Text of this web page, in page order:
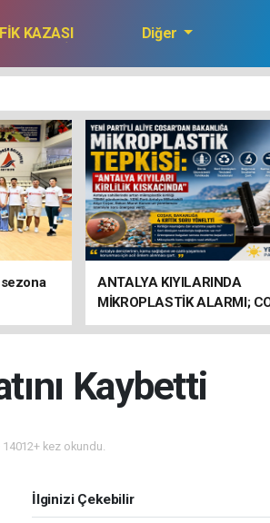
KAZASI
Diğer
sezona
ANTALYA KIYILARINDA
MİKROPLASTİK ALARMI;
BAKANLIĞA HAREKETE
Kaybetti
14012+ kez okundu.
İlginizi Çekebilir